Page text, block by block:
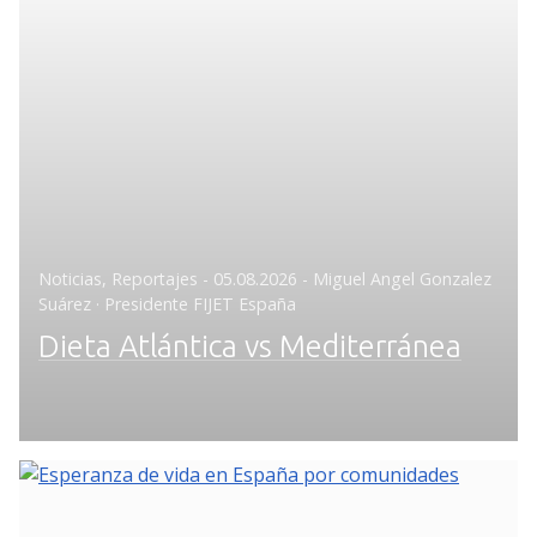
Noticias, Reportajes - Posted
on
05.08.2026 - Miguel Angel Gonzalez
Suárez · Presidente FIJET España
Dieta Atlántica vs Mediterránea